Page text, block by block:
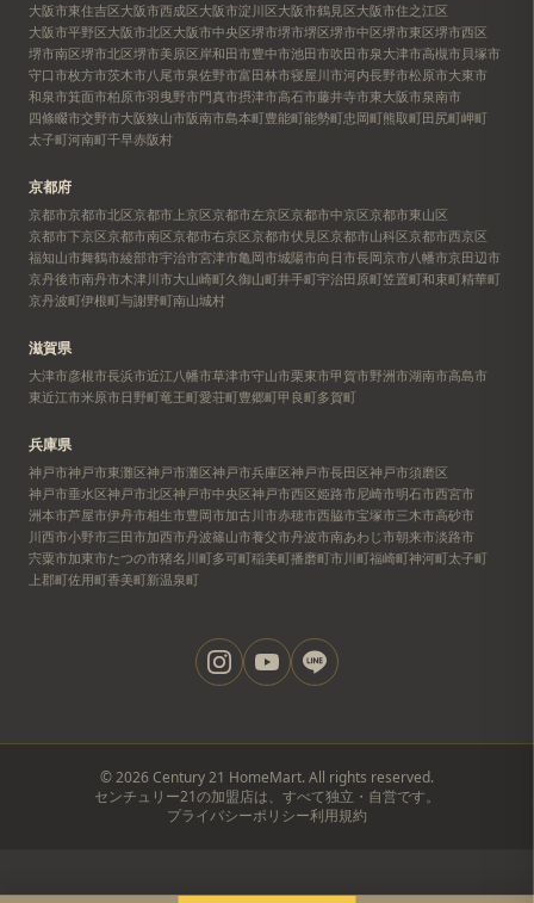
大阪市東住吉区大阪市西成区大阪市淀川区大阪市鶴見区大阪市住之江区
大阪市平野区大阪市北区大阪市中央区堺市堺市堺区堺市中区堺市東区堺市西区
堺市南区堺市北区堺市美原区岸和田市豊中市池田市吹田市泉大津市高槻市 貝塚市
守口市枚方市茨木市八尾市泉佐野市富田林市寝屋川市河内長野市松原市大東市
和泉市箕面市柏原市羽曳野市門真市摂津市高石市藤井寺市東大阪市泉南市
四條畷市交野市大阪狭山市阪南市島本町豊能町能勢町忠岡町熊取町田尻町岬町
太子町河南町千早赤阪村
京都府
京都市京都市北区京都市上京区京都市左京区京都市中京区京都市東山区
京都市下京区京都市南区京都市右京区京都市伏見区京都市山科区京都市西京区
福知山市舞鶴市綾部市宇治市宮津市亀岡市城陽市向日市長岡京市八幡市京田辺市
京丹後市南丹市木津川市大山崎町久御山町井手町宇治田原町笠置町和束町精華町
京丹波町伊根町与謝野町南山城村
滋賀県
大津市彦根市長浜市近江八幡市草津市守山市栗東市甲賀市野洲市湖南市高島市
東近江市米原市日野町竜王町愛荘町豊郷町甲良町多賀町
兵庫県
神戸市神戸市東灘区神戸市灘区神戸市兵庫区神戸市長田区神戸市須磨区
神戸市垂水区神戸市北区神戸市中央区神戸市西区姫路市尼崎市明石市西宮市
洲本市芦屋市伊丹市相生市豊岡市加古川市赤穂市西脇市宝塚市三木市高砂市
川西市小野市三田市加西市丹波篠山市養父市丹波市南あわじ市朝来市淡路市
宍粟市加東市たつの市猪名川町多可町稲美町播磨町市川町福崎町神河町太子町
上郡町佐用町香美町新温泉町
©2026 Century 21 HomeMart. All rights reserved.
センチュリー21の加盟店は、すべて独立・自営です。
プライバシーポリシー利用規約